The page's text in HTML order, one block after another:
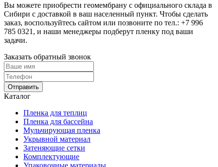
Вы можете приобрести геомембрану с официального склада в
Сибири с доставкой в ваш населенный пункт. Чтобы сделать
заказ, воспользуйтесь сайтом или позвоните по тел.: +7 996
785 0321 , и наши менеджеры подберут пленку под ваши
задачи.
Заказать обратный звонок
Отправить
Каталог
Пленка для теплиц
Пленка для бассейна
Мульчирующая пленка
Укрывной материал
Затеняющие сетки
Комплектующие
Упаковочные материалы